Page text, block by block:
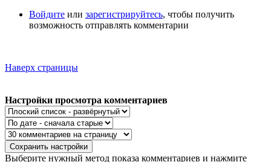
Войдите или зарегистрируйтесь, чтобы получить
возможность отправлять комментарии
Наверх страницы
Настройки просмотра комментариев
Выберите нужный метод показа комментариев и нажмите